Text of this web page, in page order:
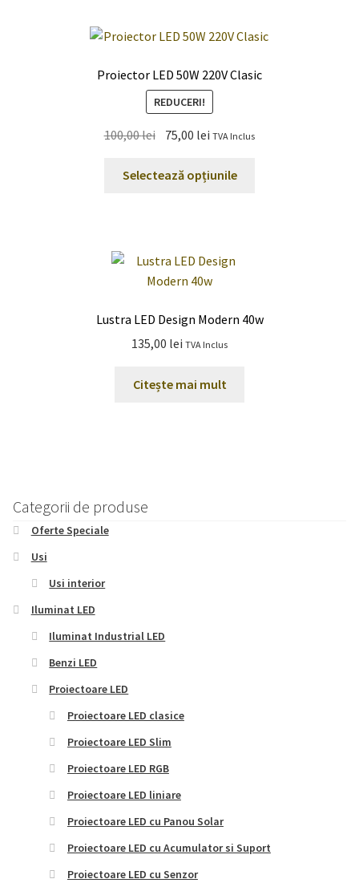
Proiector LED 50W 220V Clasic
REDUCERI!
100,00lei Prețul
a
75,00 lei Prețul
este:
TVA Inclus
Selectează opțiunile
fi
Lustra LED Design Modern 40w
135,00 lei TVA Inclus
Citește mai mult
Categorii de produse
Oferte Speciale
Usi
Usi interior
Iluminat LED
Iluminat Industrial LED
Benzi LED
Proiectoare LED
Proiectoare LED clasice
Proiectoare LED Slim
Proiectoare LED RGB
Proiectoare LED liniare
Proiectoare LED cu Panou Solar
Proiectoare LED cu Acumulator si Suport
Proiectoare LED cu Senzor